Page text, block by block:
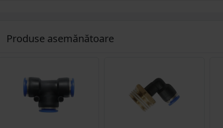
Produse asemănătoare